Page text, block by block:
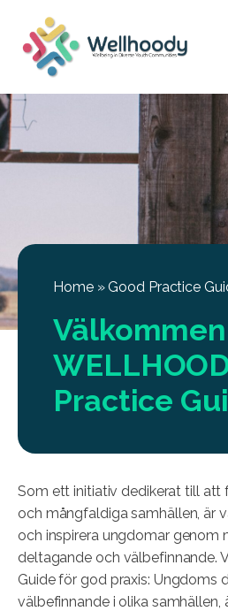
Home»Good Practice
Practice
Som ett initiativ dedikerat till att
och mångfaldiga samhällen, är
och inspirera ungdomar genom
deltagande och välbefinnande.
Guide för god praxis: Ungdoms
välbefinnande i olika